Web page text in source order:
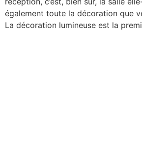
également toute la décoration que
La décoration lumineuse est la